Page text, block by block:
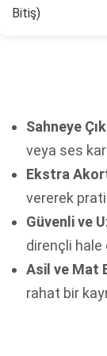
Bitiş)
Sahneye
veya ses
Ekstra
vererek
Güvenli ve
dirençli hale
Asil ve Mat
rahat bir